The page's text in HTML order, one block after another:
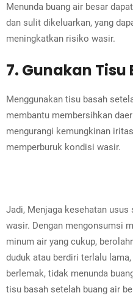
Menunda buang air besar
dan sulit dikeluarkan, yang
meningkatkan risiko wasir.
7. Gunakan Tisu
Menggunakan tisu basah
membantu membersihkan
mengurangi kemungkinan
memperburuk kondisi wasir.
Jadi, Menjaga kesehatan
wasir. Dengan mengonsumsi
minum air yang cukup,
duduk atau berdiri terlalu
berlemak, tidak menunda
tisu basah setelah buang air